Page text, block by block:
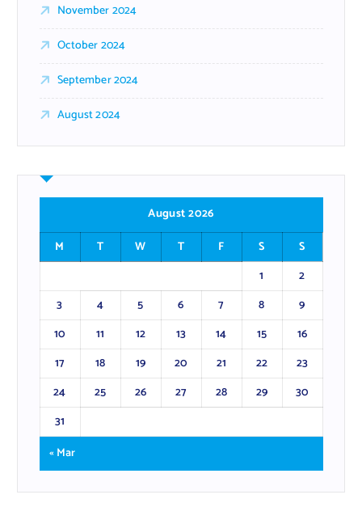
November 2024
October 2024
September 2024
August 2024
August 2026
M
T W T F S
S
1
2
3
4 5 6 7 8
9
10
11 12 13 14 15
16
17
18 19 20 21 22
23
24
25 26 27 28 29
30
31
« Mar